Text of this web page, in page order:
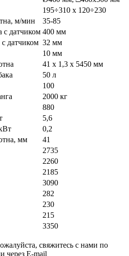
195÷310 x 120÷230
м/мин
35-85
с датчиком 400 мм
датчиком 32 мм
10 мм
41 х 1,3 х 5450 мм
50 л
100
2000 кг
880
5,6
0,2
мм
41
2735
2260
2185
3090
282
230
215
3350
свяжитесь с нами по
через E-mail